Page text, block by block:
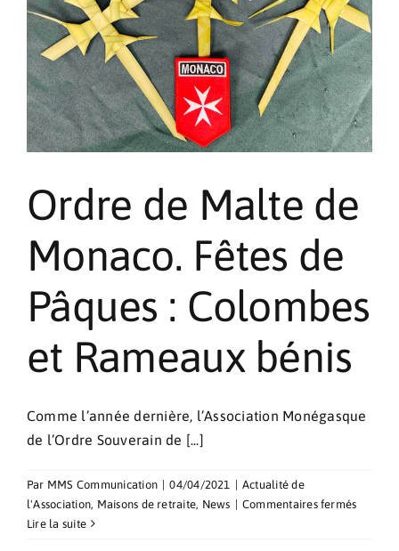
Ordre de Malte de
Monaco. Fêtes de
Pâques : Colombes
et Rameaux bénis
Comme l’année dernière, l’Association Monégasque
de l’Ordre Souverain de [...]
Par MMS Communication | 04/04/2021 | Actualité de
l'Association, Maisons de retraite, News | Commentaires ferméssur
Lire la suite